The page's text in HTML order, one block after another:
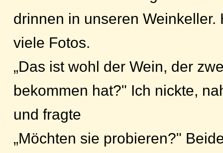
drinnen in unseren Weinkeller.
viele Fotos.
„Das ist wohl der Wein, der
bekommen hat?" Ich nickte,
und fragte
„Möchten sie probieren?"